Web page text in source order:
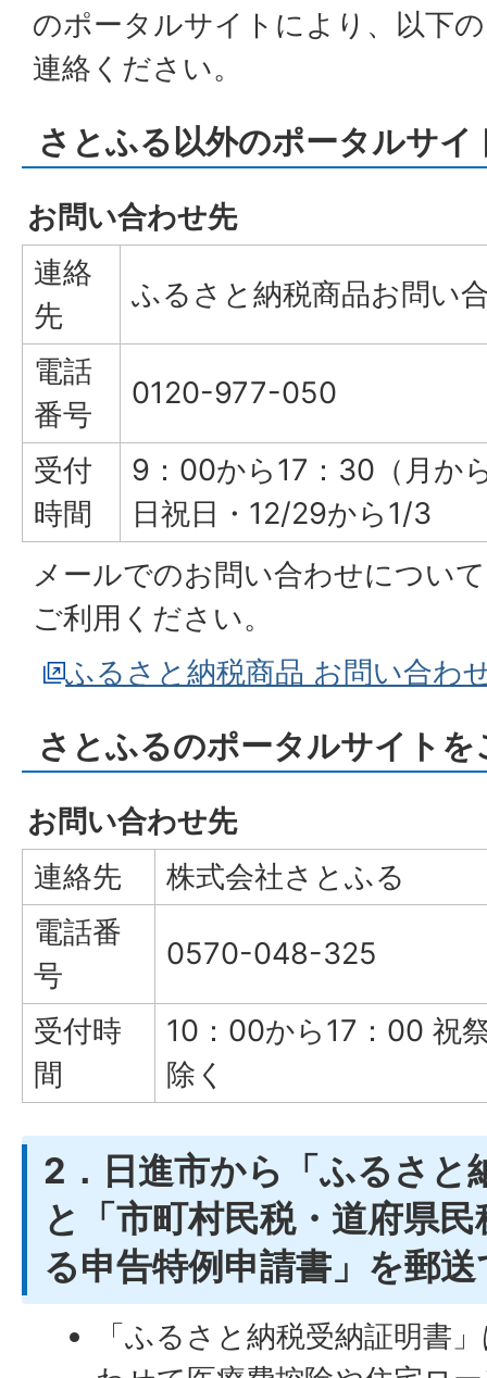
のポータルサイトにより、以下
連絡ください。
さとふる以外のポータルサイ
お問い合わせ先
連絡
先
ふるさと納税商品お問い
電話
番号
0120-977-050
受付
時間
9：00から17：30（月か
日祝日・12/29から1/3
メールでのお問い合わせについ
ご利用ください。
ふるさと納税商品 お問い合わ
さとふるのポータルサイトを
お問い合わせ先
連絡先
株式会社さとふる
電話番
号
0570-048-325
受付時
間
10：00から17：00 祝
除く
2．日進市から「ふるさと
と「市町村民税・道府県
る申告特例申請書」を郵
「ふるさと納税受納証明書